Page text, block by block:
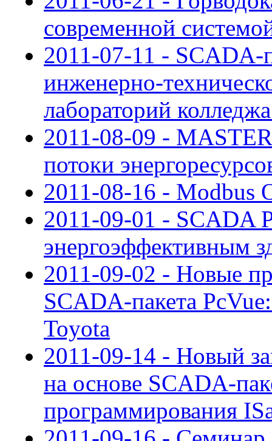
современной
2011-07-11 - SCADA-
инженерно-
лабораторий
2011-08-09 -
потоки
2011-08-16 - Modbus
2011-09-01 - SCADA
энергоэффективным
2011-09-02 - Новые
SCADA-пакета
Toyota
2011-09-14 - Новый
на основе SCADA-
программирования